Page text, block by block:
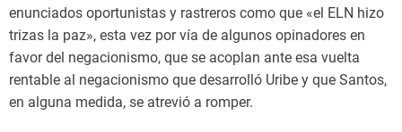
enunciados oportunistas y rastreros como que «el ELN hizo
trizas la paz», esta vez por vía de algunos opinadores en
favor del negacionismo, que se acoplan ante esa vuelta
rentable al negacionismo que desarrolló Uribe y que Santos,
en alguna medida, se atrevió a romper.